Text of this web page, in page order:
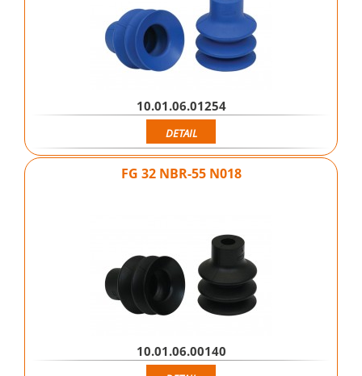
10.01.06.01254
DETAIL
FG 32 NBR-55 N018
10.01.06.00140